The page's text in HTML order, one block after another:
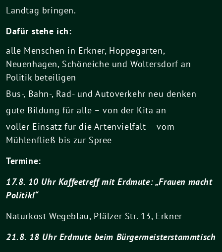
Landtag bringen.
Dafür stehe ich:
alle Menschen in Erkner, Hoppegarten,
Neuenhagen, Schöneiche und Woltersdorf an
Politik beteiligen
Bus-, Bahn-, Rad- und Autoverkehr neu denken
gute Bildung für alle – von der Kita an
voller Einsatz für die Artenvielfalt – vom
Mühlenfließ bis zur Spree
Termine:
17.8. 10 Uhr Kaffeetreff mit Erdmute: „Frauen macht
Politik!“
Naturkost Wegeblau, Pfälzer Str. 13, Erkner
21.8. 18 Uhr Erdmute beim Bürgermeisterstammtisch